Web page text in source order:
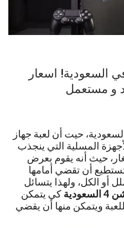
بلايستيشن 4 في السعودية! اسعار
4 في السعودية، حيت أن لعبة جهاز
أهم الأجهزة المسلية التي ينجذب
حيث أنه يقوم بعرض
تستطيع أن تقضي أمامها
أو الكل، ولهذا يتسائل
كي يتمكن
ويتمكن منها أن يقضي